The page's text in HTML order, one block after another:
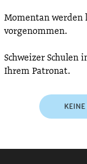
Momentan werden
vorgenommen.
Schweizer
Ihrem Patronat.